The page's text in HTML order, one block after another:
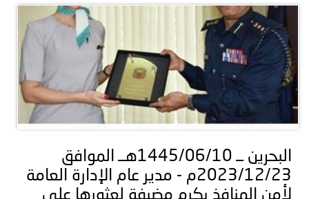
البحرين ــ 1445/06/10هــ الموافق
2023/12/23م - مدير عام الإدارة العامة
لأمن المنافذ يكرم مضيفة لعثورها على